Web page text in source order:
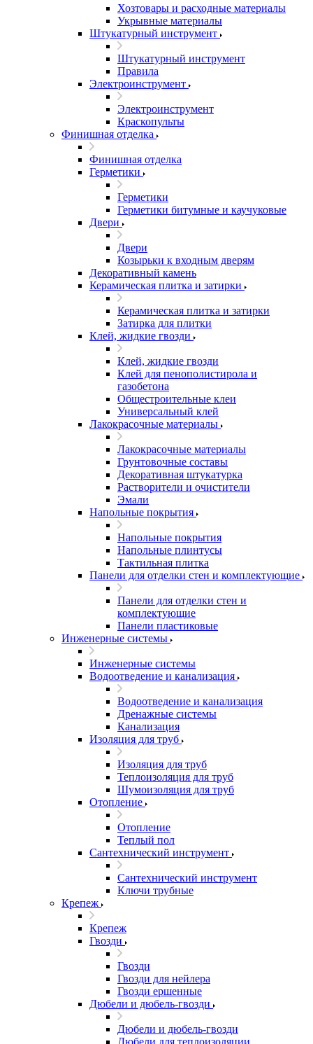
Хозтовары и расходные материалы
Укрывные материалы
Штукатурный инструмент
Штукатурный инструмент
Правила
Электроинструмент
Электроинструмент
Краскопульты
Финишная отделка
Финишная отделка
Герметики
Герметики
Герметики битумные и каучуковые
Двери
Двери
Козырьки к входным дверям
Декоративный камень
Керамическая плитка и затирки
Керамическая плитка и затирки
Затирка для плитки
Клей, жидкие гвозди
Клей, жидкие гвозди
Клей для пенополистирола и
газобетона
Общестроительные клеи
Универсальный клей
Лакокрасочные материалы
Лакокрасочные материалы
Грунтовочные составы
Декоративная штукатурка
Растворители и очистители
Эмали
Напольные покрытия
Напольные покрытия
Напольные плинтусы
Тактильная плитка
Панели для отделки стен и комплектующие
Панели для отделки стен и
комплектующие
Панели пластиковые
Инженерные системы
Инженерные системы
Водоотведение и канализация
Водоотведение и канализация
Дренажные системы
Канализация
Изоляция для труб
Изоляция для труб
Теплоизоляция для труб
Шумоизоляция для труб
Отопление
Отопление
Теплый пол
Сантехнический инструмент
Сантехнический инструмент
Ключи трубные
Крепеж
Крепеж
Гвозди
Гвозди
Гвозди для нейлера
Гвозди ершенные
Дюбели и дюбель-гвозди
Дюбели и дюбель-гвозди
Дюбели для теплоизоляции